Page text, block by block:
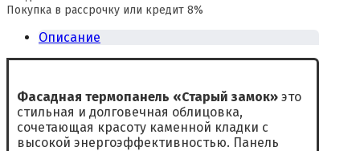
Покупка в рассрочку или кредит 8%
Описание
Фасадная термопанель «Старый замок» это
стильная и долговечная облицовка,
сочетающая красоту каменной кладки с
высокой энергоэффективностью. Панель